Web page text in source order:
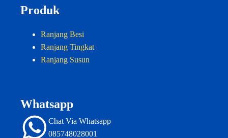
Produk
Ranjang Besi
Ranjang Tingkat
Ranjang Susun
Whatsapp
Chat Via Whatsapp
085748028001